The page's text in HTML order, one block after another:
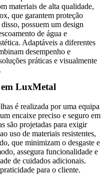
materiais de alta qualidade,
que garantem proteção
possuem um design
de água e
Adaptáveis a diferentes
desempenho e
práticas e visualmente
LuxMetal
é realizada por uma equipa
encaixe preciso e seguro em
são projetadas para exigir
uso de materiais resistentes,
que minimizam o desgaste e
assegura funcionalidade e
de cuidados adicionais.
para o cliente.